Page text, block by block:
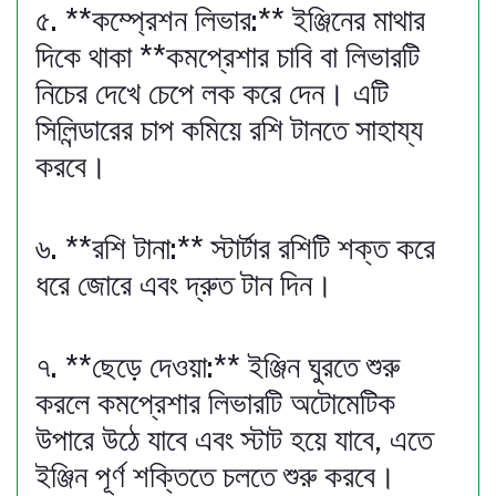
৫. **কম্প্রেশন লিভার:** ইঞ্জিনের মাথার
দিকে থাকা **কমপ্রেশার চাবি বা লিভারটি
নিচের দেখে চেপে লক করে দেন। এটি
সিলিন্ডারের চাপ কমিয়ে রশি টানতে সাহায্য
করবে।
৬. **রশি টানা:** স্টার্টার রশিটি শক্ত করে
ধরে জোরে এবং দ্রুত টান দিন।
৭. **ছেড়ে দেওয়া:** ইঞ্জিন ঘুরতে শুরু
করলে কমপ্রেশার লিভারটি অটোমেটিক
উপারে উঠে যাবে এবং স্টাট হয়ে যাবে, এতে
ইঞ্জিন পূর্ণ শক্তিতে চলতে শুরু করবে।